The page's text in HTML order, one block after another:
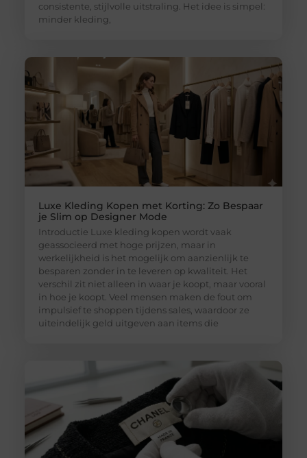
consistente, stijlvolle uitstraling. Het idee is simpel:
minder kleding,
Luxe Kleding Kopen met Korting: Zo Bespaar
je Slim op Designer Mode
Introductie Luxe kleding kopen wordt vaak
geassocieerd met hoge prijzen, maar in
werkelijkheid is het mogelijk om aanzienlijk te
besparen zonder in te leveren op kwaliteit. Het
verschil zit niet alleen in waar je koopt, maar vooral
in hoe je koopt. Veel mensen maken de fout om
impulsief te shoppen tijdens sales, waardoor ze
uiteindelijk geld uitgeven aan items die